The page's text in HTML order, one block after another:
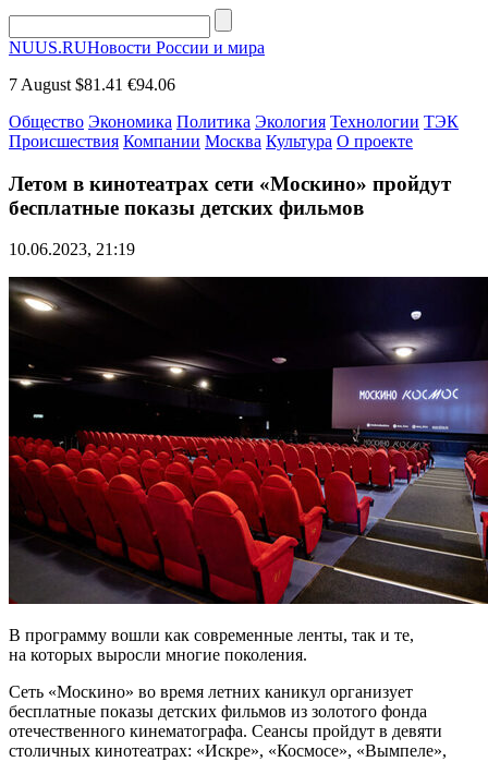
NUUS.RUНовости России и мира
7 August $81.41 €94.06
Общество Экономика Политика Экология Технологии ТЭК
Происшествия Компании Москва Культура О проекте
Летом в кинотеатрах сети «Москино» пройдут
бесплатные показы детских фильмов
10.06.2023, 21:19
В программу вошли как современные ленты, так и те,
на которых выросли многие поколения.
Сеть «Москино» во время летних каникул организует
бесплатные показы детских фильмов из золотого фонда
отечественного кинематографа. Сеансы пройдут в девяти
столичных кинотеатрах: «Искре», «Космосе», «Вымпеле»,